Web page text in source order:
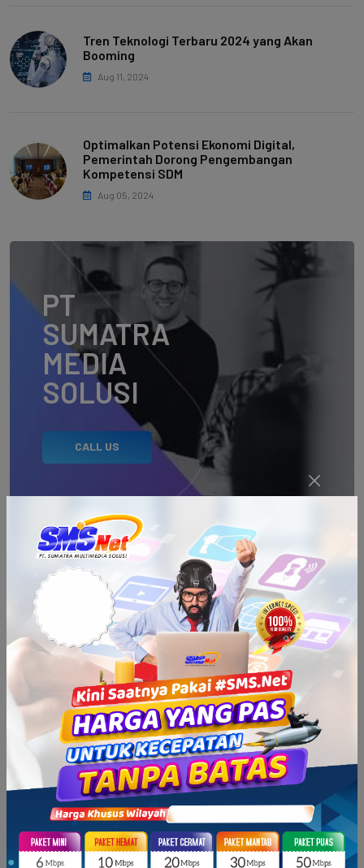
Tren Teknologi Terbaru 2024 yang Akan
Booming
Aug 11, 2024
Optimalkan Potensi Ekonomi Digital,
Pemerintah Dorong Pengembangan
Kompetensi SDM
Aug 05, 2024
PT
SUMATRA
MEDIA
SOLUSI
CALL US
Categories
My News 0
Super Administrator